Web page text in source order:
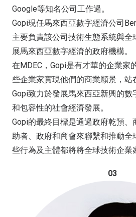
Google等知名公司工作過。
Gopi現任馬來西亞數字經濟公司
主要負責該公司技術生態系統與全
展馬來西亞數字經濟的政府機構。
在MDEC，Gopi是有才華的企業家
些企業家實現他們的商業願景，站
Gopi致力於發展馬來西亞新興的
和包容性的社會經濟發展。
Gopi的最終目標是通過政府乾預
助者、政府和商會來聯繫和推動全
些行為及主體都將將全球技術企業
03